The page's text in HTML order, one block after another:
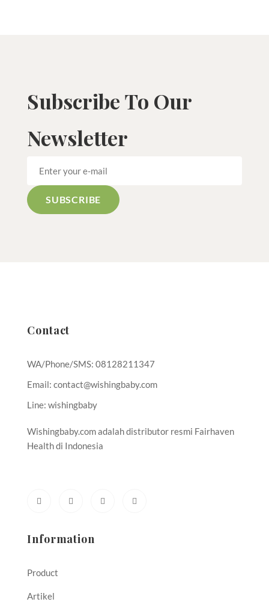
Subscribe To Our
Newsletter
Contact
WA/Phone/SMS: 08128211347
Email: contact@wishingbaby.com
Line: wishingbaby
Wishingbaby.com adalah distributor resmi Fairhaven
Health di Indonesia
Information
Product
Artikel